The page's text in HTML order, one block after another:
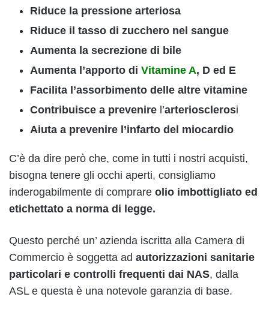
Riduce la pressione arteriosa
Riduce il tasso di zucchero nel sangue
Aumenta la secrezione di bile
Aumenta l’apporto di Vitamine A, D ed E
Facilita l’assorbimento delle altre vitamine
Contribuisce a prevenire l’arteriosclerosi
Aiuta a prevenire l’infarto del miocardio
C’è da dire però che, come in tutti i nostri acquisti,
bisogna tenere gli occhi aperti, consigliamo
inderogabilmente di comprare olio imbottigliato ed
etichettato a norma di legge.
Questo perché un’ azienda iscritta alla Camera di
Commercio è soggetta ad autorizzazioni sanitarie
particolari e controlli frequenti dai NAS, dalla
ASL e questa è una notevole garanzia di base.